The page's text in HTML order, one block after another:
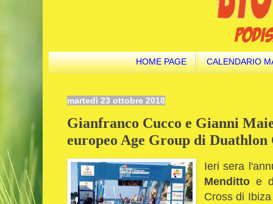
HOME PAGE CALENDARIO
martedì 23 ottobre 2018
Gianfranco Cucco e Gianni
europeo Age Group di Duathlon
Ieri sera
Menditto e
Cross di